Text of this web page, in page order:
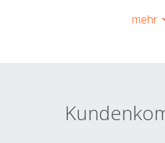
mehr